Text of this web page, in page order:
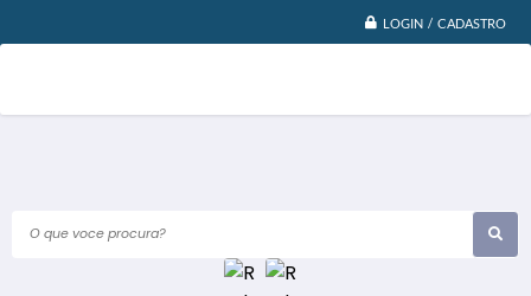
LOGIN / CADASTRO
O que voce procura?